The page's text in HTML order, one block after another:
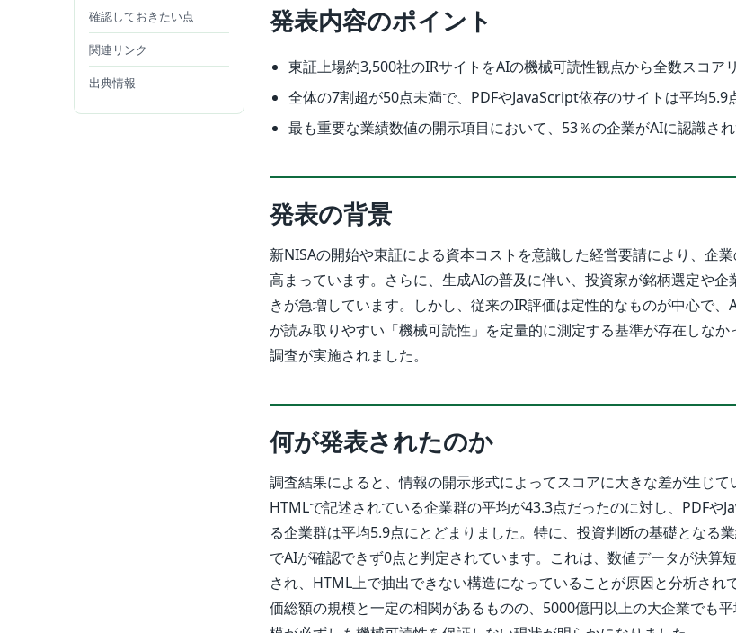
確認しておきたい点
関連リンク
出典情報
発表内容のポイント
東証上場約3,500社のIRサイトをAIの機械可読性観点から全数スコア
全体の7割超が50点未満で、PDFやJavaScript依存のサイトは平均5.9
最も重要な業績数値の開示項目において、53％の企業がAIに認識さ
発表の背景
新NISAの開始や東証による資本コストを意識した経営要請により、企
高まっています。さらに、生成AIの普及に伴い、投資家が銘柄選定や企
きが急増しています。しかし、従来のIR評価は定性的なものが中心で、
が読み取りやすい「機械可読性」を定量的に測定する基準が存在しなか
調査が実施されました。
何が発表されたのか
調査結果によると、情報の開示形式によってスコアに大きな差が生じて
HTMLで記述されている企業群の平均が43.3点だったのに対し、PDFや
る企業群は平均5.9点にとどまりました。特に、投資判断の基礎となる
でAIが確認できず0点と判定されています。これは、数値データが決算
され、HTML上で抽出できない構造になっていることが原因と分析され
価総額の規模と一定の相関があるものの、5000億円以上の大企業でも